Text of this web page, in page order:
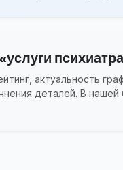
актуальность
деталей. В